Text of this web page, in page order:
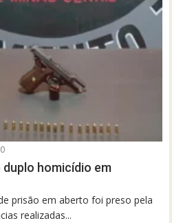
0
homicídio em
prisão em aberto foi preso pela
realizadas...